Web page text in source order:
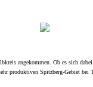
angekommen. Ob es sich
produktiven Spitzberg-Gebiet bei